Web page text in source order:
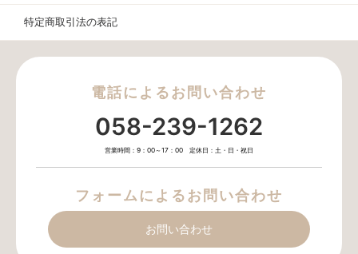
特定商取引法の表記
電話によるお問い合わせ
058-239-1262
営業時間：9：00～17：00 定休日：土・日・祝日
フォームによるお問い合わせ
お問い合わせ